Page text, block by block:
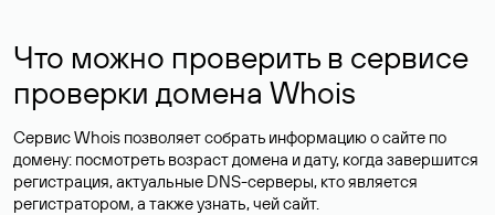
Что можно проверить в сервисе
проверки домена Whois
Сервис Whois позволяет собрать информацию о сайте по
домену: посмотреть возраст домена и дату, когда завершится
регистрация, актуальные DNS-серверы, кто является
регистратором, а также узнать, чей сайт.